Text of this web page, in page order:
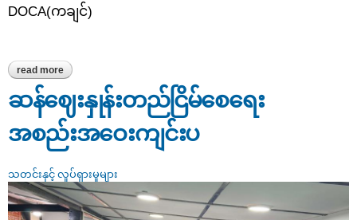
DOCA(ကချင်)
read more about ဆေးဆိုင်များအား ကွင်းဆင်းစစ်ဆေး
ဆန်ဈေးနှုန်းတည်ငြိမ်စေရေး
အစည်းအဝေးကျင်းပ
သတင်းနှင့် လှုပ်ရှားမှုများ